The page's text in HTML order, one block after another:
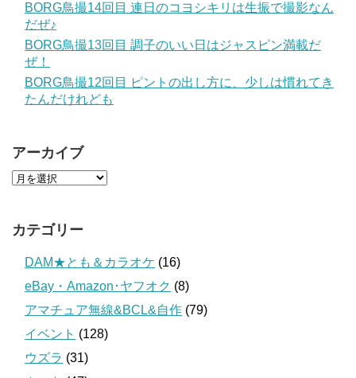
BORG鳥撮14回目 連日のコヨシキリは生振で撮影なん
だぜ♪
BORG鳥撮13回目 調子のいい日はジャスピン満載だ
ぜ！
BORG鳥撮12回目 ピントの出し方に、少しは慣れてき
たんだけれども
アーカイブ
カテゴリー
DAM★とも＆カラオケ (16)
eBay・Amazon･ヤフオク (8)
アマチュア無線&BCL&自作 (79)
イベント (128)
ウズラ (31)